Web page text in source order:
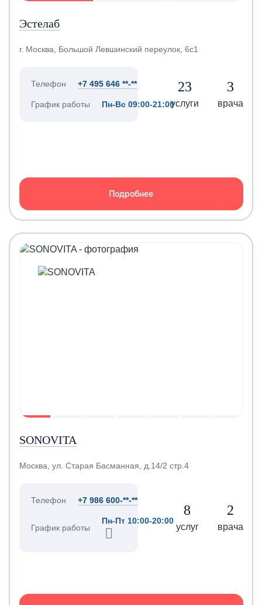
Эстелаб
г. Москва, Большой Левшинский переулок, 6с1
Телефон +7 495 646 **-**
График работы Пн-Вс 09:00-21:00
23
услуги
3
врача
Подробнее
SONOVITA
Москва, ул. Старая Басманная, д.14/2 стр.4
Телефон +7 986 600-**-**
График работы
Пн-Пт 10:00-20:00
8
услуг
2
врача